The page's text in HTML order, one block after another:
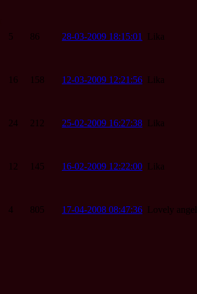
5 86 28-03-2009 18:15:01 Lika
16 158 12-03-2009 12:21:56 Lika
24 212 25-02-2009 16:27:38 Lika
12 145 16-02-2009 12:22:00 Lika
4 805 17-04-2008 08:47:36 Lovely angel